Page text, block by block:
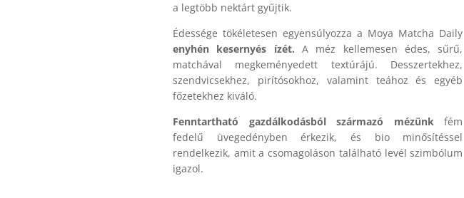
a legtöbb nektárt gyűjtik.
Édessége tökéletesen egyensúlyozza a Moya Matcha Daily
enyhén kesernyés ízét. A méz kellemesen édes, sűrű,
matchával megkeményedett textúrájú. Desszertekhez,
szendvicsekhez, pirítósokhoz, valamint teához és egyéb
főzetekhez kiváló.
Fenntartható gazdálkodásból származó mézünkfém
fedelű üvegedényben érkezik, és bio minősítéssel
rendelkezik, amit a csomagoláson található levél szimbólum
igazol.